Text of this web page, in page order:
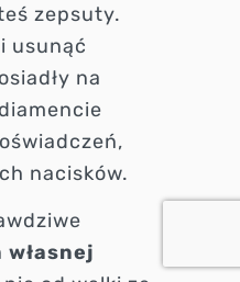
zepsuty.
usunąć
na
nacisków.